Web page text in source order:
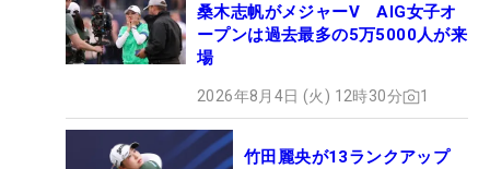
桑木志帆がメジャーV AIG女子オ
ープンは過去最多の5万5000人が来
場
2026年8月4日 (火) 12時30分 1
竹田麗央が13ランクアップ